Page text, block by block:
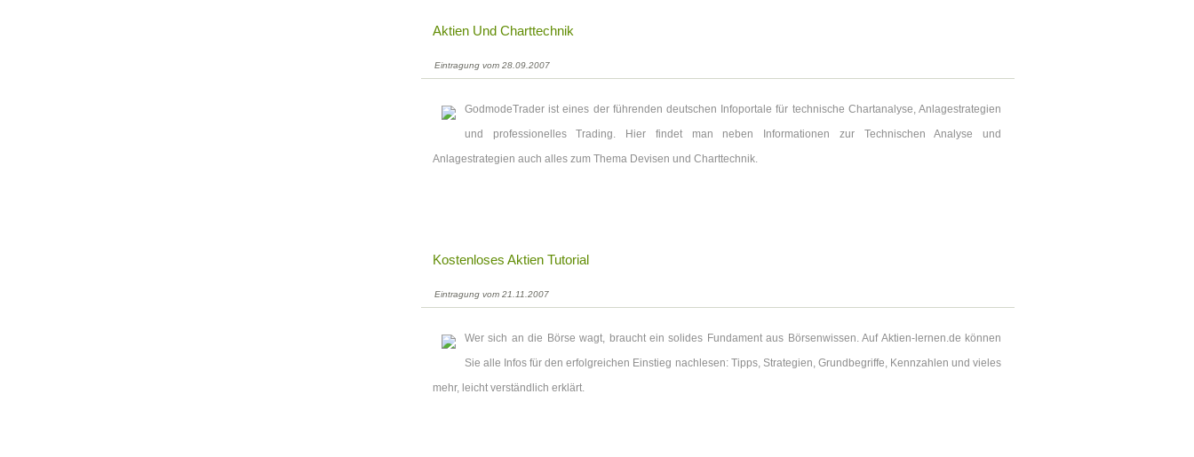
Aktien Und Charttechnik
Eintragung vom 28.09.2007
GodmodeTrader ist eines der führenden deutschen Infoportale für technische Chartanalyse, Anlagestrategien
und professionelles Trading. Hier findet man neben Informationen zur Technischen Analyse und
Anlagestrategien auch alles zum Thema Devisen und Charttechnik.
Kostenloses Aktien Tutorial
Eintragung vom 21.11.2007
Wer sich an die Börse wagt, braucht ein solides Fundament aus Börsenwissen. Auf Aktien-lernen.de können
Sie alle Infos für den erfolgreichen Einstieg nachlesen: Tipps, Strategien, Grundbegriffe, Kennzahlen und vieles
mehr, leicht verständlich erklärt.